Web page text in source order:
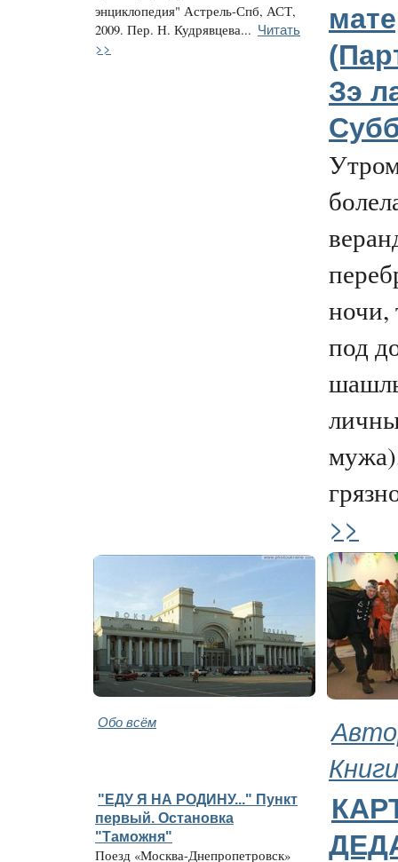
энциклопедия" Астрель-Спб, АСТ,
2009. Пер. Н. Кудрявцева... Читать
>>
Зэ
ночи,
под
>>
Обо всём
Книги
"ЕДУ Я НА РОДИНУ..." Пункт
первый. Остановка
"Таможня"
Поезд «Москва-Днепропетровск»